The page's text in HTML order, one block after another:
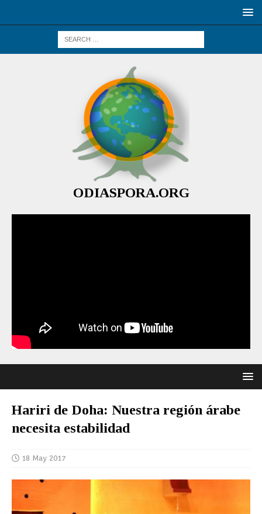
ODIASPORA.ORG
Hariri de Doha: Nuestra región árabe
necesita estabilidad
18 May 2017